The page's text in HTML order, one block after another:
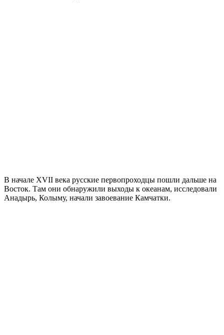
В начале XVII века русские первопроходцы пошли дальше на
Восток. Там они обнаружили выходы к океанам, исследовали
Анадырь, Колыму, начали завоевание Камчатки.